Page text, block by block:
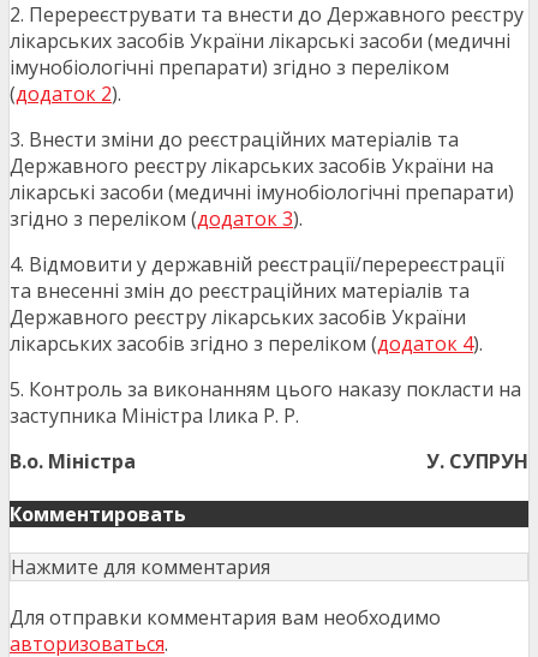
2. Перереєструвати та внести до Державного реєстру
лікарських засобів України лікарські засоби (медичні
імунобіологічні препарати) згідно з переліком
(додаток 2).
3. Внести зміни до реєстраційних матеріалів та
Державного реєстру лікарських засобів України на
лікарські засоби (медичні імунобіологічні препарати)
згідно з переліком (додаток 3).
4. Відмовити у державній реєстрації/перереєстрації
та внесенні змін до реєстраційних матеріалів та
Державного реєстру лікарських засобів України
лікарських засобів згідно з переліком (додаток 4).
5. Контроль за виконанням цього наказу покласти на
заступника Міністра Ілика Р. Р.
В.о. Міністра
У. СУПРУН
Комментировать
Нажмите для комментария
Для отправки комментария вам необходимо
авторизоваться.